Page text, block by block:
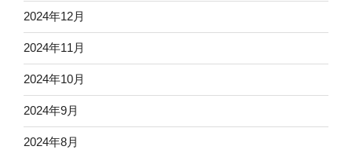
2024年12月
2024年11月
2024年10月
2024年9月
2024年8月